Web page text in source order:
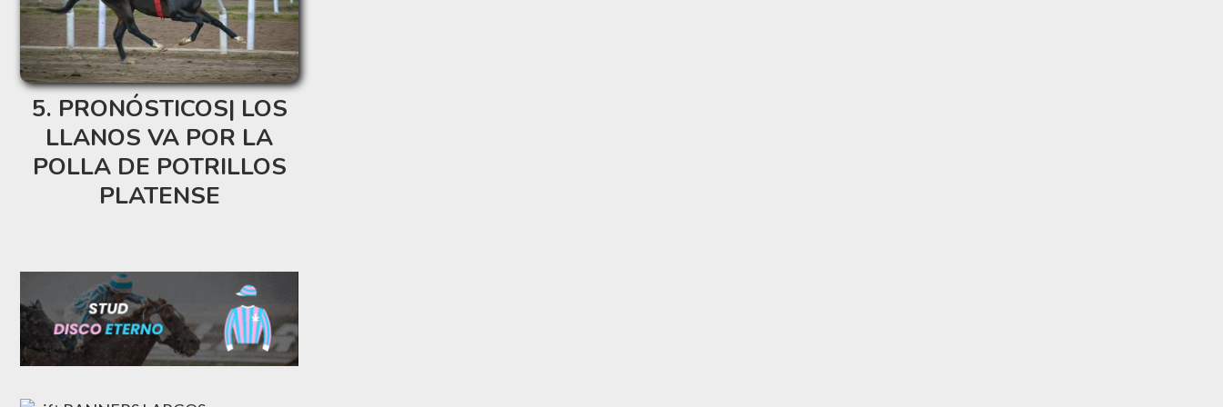
PRONÓSTICOS| LOS
LLANOS VA POR LA
POLLA DE POTRILLOS
PLATENSE